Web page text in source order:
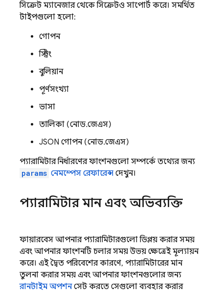
সিক্রেট ম্যানেজার থেকে সিক্রেটও সাপোর্ট করে। সমর্থিত
টাইপগুলো হলো:
গোপন
স্ট্রিং
বুলিয়ান
পূর্ণসংখ্যা
ভাসা
তালিকা (নোড.জেএস)
JSON গোপন (নোড.জেএস)
প্যারামিটার নির্ধারণের ফাংশনগুলো সম্পর্কে তথ্যের জন্য
params নেমস্পেস রেফারেন্স দেখুন।
প্যারামিটার মান এবং অভিব্যক্তি
ফায়ারবেস আপনার প্যারামিটারগুলো ডিপ্লয় করার সময়
এবং আপনার ফাংশনটি চলার সময় উভয় ক্ষেত্রেই মূল্যায়ন
করে। এই দ্বৈত পরিবেশের কারণে, প্যারামিটারের মান
তুলনা করার সময় এবং আপনার ফাংশনগুলোর জন্য
রানটাইম অপশনসেট করতে সেগুলো ব্যবহার করার